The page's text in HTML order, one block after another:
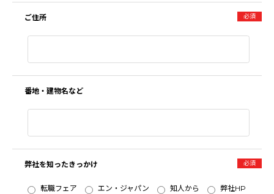
ご住所 必須
番地・建物名など
弊社を知ったきっかけ 必須
転職フェア エン・ジャパン 知人から
弊社HP